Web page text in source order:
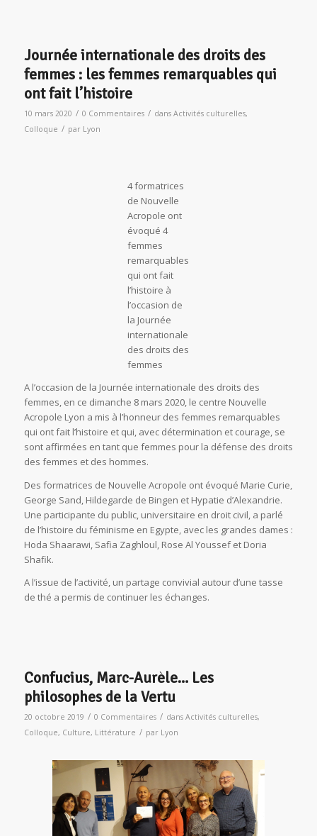
Journée internationale des droits des
femmes : les femmes remarquables qui
ont fait l’histoire
10 mars 2020 / 0 Commentaires / dans Activités culturelles,
Colloque / par Lyon
4 formatrices
de Nouvelle
Acropole ont
évoqué 4
femmes
remarquables
qui ont fait
l’histoire à
l’occasion de
la Journée
internationale
des droits des
femmes
A l’occasion de la Journée internationale des droits des
femmes, en ce dimanche 8 mars 2020, le centre Nouvelle
Acropole Lyon a mis à l’honneur des femmes remarquables
qui ont fait l’histoire et qui, avec détermination et courage, se
sont affirmées en tant que femmes pour la défense des droits
des femmes et des hommes.
Des formatrices de Nouvelle Acropole ont évoqué Marie Curie,
George Sand, Hildegarde de Bingen et Hypatie d’Alexandrie.
Une participante du public, universitaire en droit civil, a parlé
de l’histoire du féminisme en Egypte, avec les grandes dames :
Hoda Shaarawi, Safia Zaghloul, Rose Al Youssef et Doria
Shafik.
A l’issue de l’activité, un partage convivial autour d’une tasse
de thé a permis de continuer les échanges.
Confucius, Marc-Aurèle… Les
philosophes de la Vertu
20 octobre 2019 / 0 Commentaires / dans Activités culturelles,
Colloque, Culture, Littérature / par Lyon